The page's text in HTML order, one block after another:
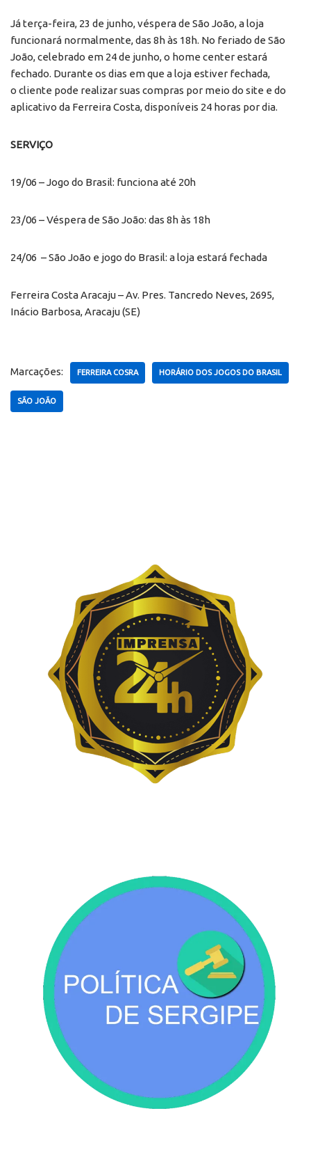
Já terça-feira, 23 de junho, véspera de São João, a loja
funcionará normalmente, das 8h às 18h. No feriado de São
João, celebrado em 24 de junho, o home center estará
fechado. Durante os dias em que a loja estiver fechada,
o cliente pode realizar suas compras por meio do site e do
aplicativo da Ferreira Costa, disponíveis 24 horas por dia.
SERVIÇO
19/06 – Jogo do Brasil: funciona até 20h
23/06 – Véspera de São João: das 8h às 18h
24/06 – São João e jogo do Brasil: a loja estará fechada
Ferreira Costa Aracaju – Av. Pres. Tancredo Neves, 2695,
Inácio Barbosa, Aracaju (SE)
Marcações: FERREIRA COSRA HORÁRIO DOS JOGOS DO BRASIL
SÃO JOÃO